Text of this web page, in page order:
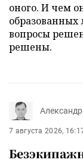
оного. И чем
образованных
вопросы
решены.
7 августа 2026,